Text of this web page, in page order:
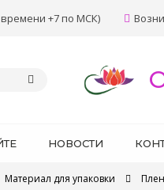
+7 по МСК)
НОВОСТИ
Материал для упаковки